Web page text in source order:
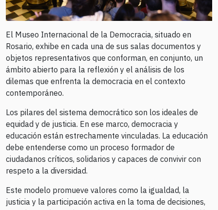
El Museo Internacional de la Democracia, situado en
Rosario, exhibe en cada una de sus salas documentos y
objetos representativos que conforman, en conjunto, un
ámbito abierto para la reflexión y el análisis de los
dilemas que enfrenta la democracia en el contexto
contemporáneo.
Los pilares del sistema democrático son los ideales de
equidad y de justicia. En ese marco, democracia y
educación están estrechamente vinculadas. La educación
debe entenderse como un proceso formador de
ciudadanos críticos, solidarios y capaces de convivir con
respeto a la diversidad.
Este modelo promueve valores como la igualdad, la
justicia y la participación activa en la toma de decisiones,